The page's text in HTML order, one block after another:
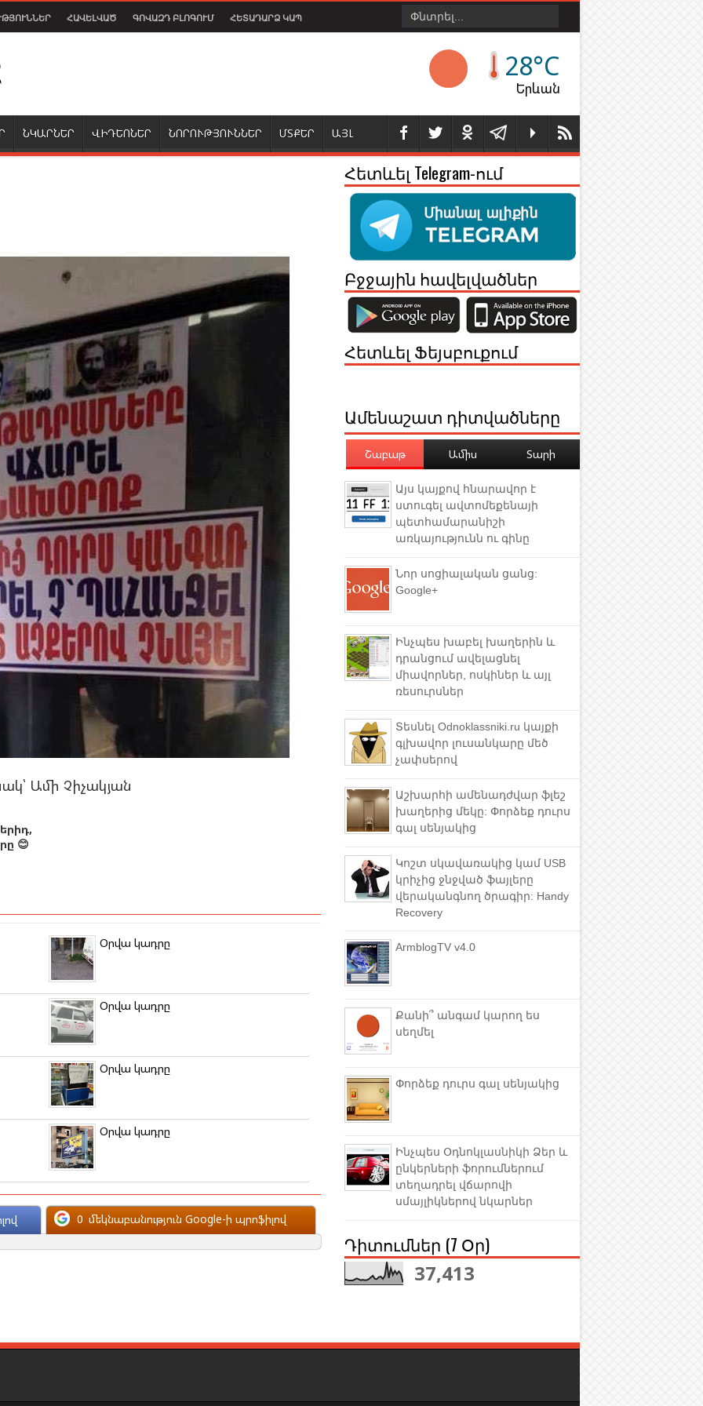
ՀԱՎԵԼՎԱԾ ԳՈՎԱԶԴ ԲԼՈԳՈՒՄ ՀԵՏԱԴԱՐՁ ԿԱՊ
28°C
Երևան
ՆԿԱՐՆԵՐ ՎԻԴԵՈՆԵՐ ՆՈՐՈՒԹՅՈՒՆՆԵՐ ՄՏՔԵՐ ԱՅԼ
Ամի Չիչակյան
😊
Օրվա կադրը
Օրվա կադրը
Օրվա կադրը
Օրվա կադրը
0 մեկնաբանություն Google-ի պրոֆիլով
Հետևել Telegram-ում
Բջջային հավելվածներ
Հետևել Ֆեյսբուքում
Ամենաշատ դիտվածները
Շաբաթ Ամիս Տարի
Այս կայքով հնարավոր է
ստուգել ավտոմեքենայի
պետհամարանիշի
առկայությունն ու գինը
Նոր սոցիալական ցանց:
Google+
Ինչպես խաբել խաղերին և
դրանցում ավելացնել
միավորներ, ոսկիներ և այլ
ռեսուրսներ
Տեսնել Odnoklassniki.ru կայքի
գլխավոր լուսանկարը մեծ
չափսերով
Աշխարհի ամենադժվար ֆլեշ
խաղերից մեկը: Փորձեք դուրս
գալ սենյակից
Կոշտ սկավառակից կամ USB
կրիչից ջնջված ֆայլերը
վերականգնող ծրագիր: Handy
Recovery
ArmblogTV v4.0
Քանի՞ անգամ կարող ես
սեղմել
Փորձեք դուրս գալ սենյակից
Ինչպես Օդնոկլասնիկի Ձեր և
ընկերների ֆորումներում
տեղադրել վճարովի
սմայլիկներով նկարներ
Դիտումներ (7 Օր)
37,413